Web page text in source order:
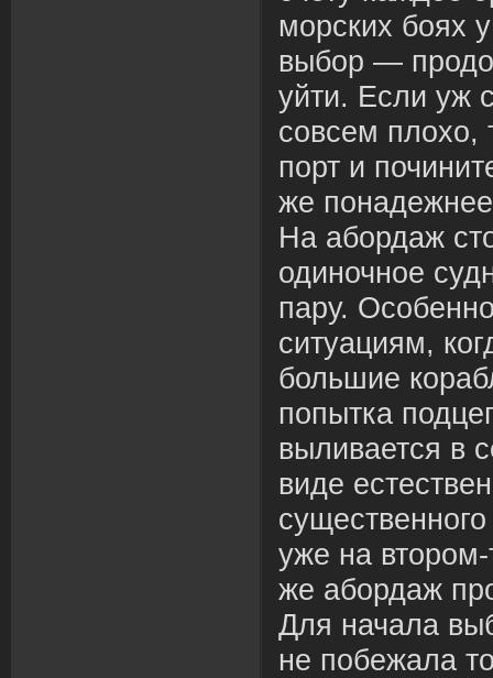
морских боях
выбор —
уйти. Если уж
совсем плохо,
порт и
же
На абордаж
одиночное
пару.
ситуациям,
большие
попытка
выливается в
виде
уже на
же абордаж
Для начала
не побежала